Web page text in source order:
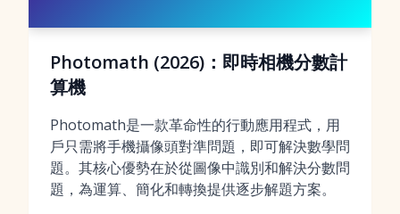
Photomath (2026)：即時相機分數計
算機
Photomath是一款革命性的行動應用程式，用
戶只需將手機攝像頭對準問題，即可解決數學問
題。其核心優勢在於從圖像中識別和解決分數問
題，為運算、簡化和轉換提供逐步解題方案。